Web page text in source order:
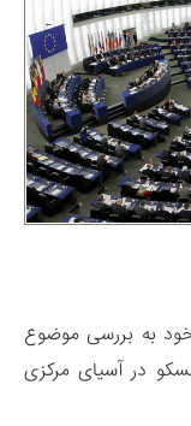
خود به بررسی موضوع
در آسیای مرکزی